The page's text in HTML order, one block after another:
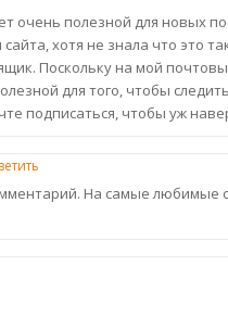
полезной для новых
хотя не знала что это
Поскольку на мой
для того, чтобы
подписаться, чтобы уж
На самые любимые